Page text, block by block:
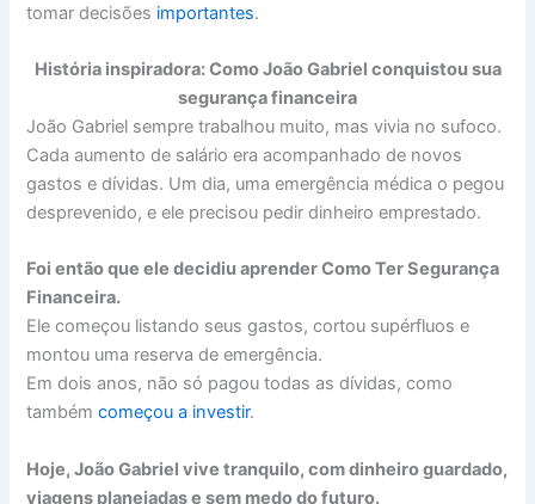
tomar decisões importantes.
História inspiradora: Como João Gabriel conquistou sua
segurança financeira
João Gabriel sempre trabalhou muito, mas vivia no sufoco.
Cada aumento de salário era acompanhado de novos
gastos e dívidas. Um dia, uma emergência médica o pegou
desprevenido, e ele precisou pedir dinheiro emprestado.
Foi então que ele decidiu aprender Como Ter Segurança
Financeira.
Ele começou listando seus gastos, cortou supérfluos e
montou uma reserva de emergência.
Em dois anos, não só pagou todas as dívidas, como
tambémcomeçou a investir.
Hoje, João Gabriel vive tranquilo, com dinheiro guardado,
viagens planejadas e sem medo do futuro.